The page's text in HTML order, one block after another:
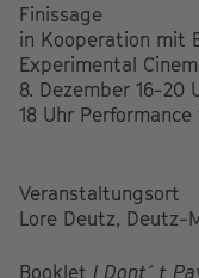
Finissage
in Kooperation mit
Experimental
8. Dezember 16-20
18 Uhr
Veranstaltungsort
Lore Deutz, Deutz-
Booklet I Dont´t